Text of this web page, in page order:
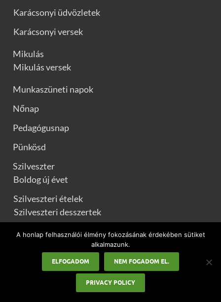
Karácsonyi üdvözletek
Karácsonyi versek
Mikulás
Mikulás versek
Munkaszüneti napok
Nőnap
Pedagógusnap
Pünkösd
Szilveszter
Boldog új évet
Szilveszteri ételek
Szilveszteri desszertek
Szilveszteri levesek
Szilveszteri saláták
Szilveszteri sütemény
A honlap felhasználói élmény fokozásának érdekében sütiket
alkalmazunk.
ELFOGADOM NEM FOGADOM EL.
PRIVACY POLICY